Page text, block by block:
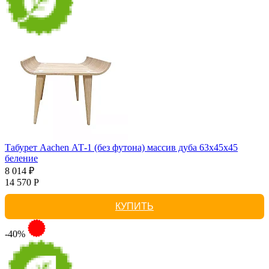
Табурет Aachen АТ-1 (без футона) массив дуба 63х45х45
беление
8 014 ₽
14 570 Р
КУПИТЬ
-40%